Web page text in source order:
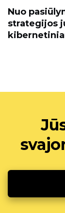
Nuo
strategijos